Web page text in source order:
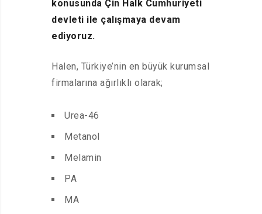
konusunda Çin Halk Cumhuriyeti
devleti ile çalışmaya devam
ediyoruz.
Halen, Türkiye’nin en büyük kurumsal
firmalarına ağırlıklı olarak;
Urea-46
Metanol
Melamin
PA
MA